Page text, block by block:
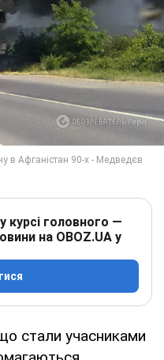
курсі головного —
на OBOZ.UA у
стали учасниками